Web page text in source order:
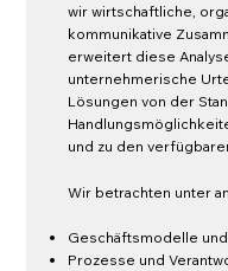
wir wirtschaftliche,
kommunikative
erweitert diese
unternehmerische
Lösungen von der
und zu den
Wir betrachten unter
Geschäftsmodelle
Prozesse und